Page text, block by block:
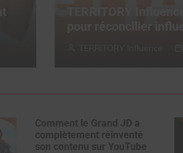
TERRITORY
Comment le Grand JD a
complètement réinventé
son contenu sur YouTube